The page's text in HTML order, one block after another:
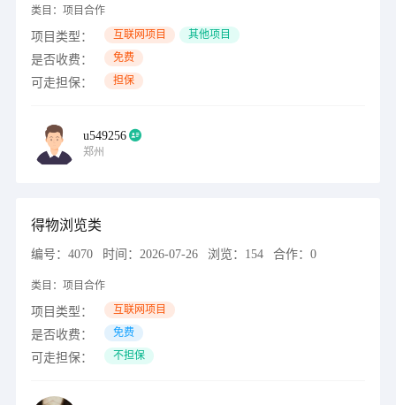
类目： 项目合作
项目类型： 互联网项目 其他项目
是否收费： 免费
可走担保： 担保
u549256
郑州
得物浏览类
编号： 4070 时间： 2026-07-26 浏览： 154 合作： 0
类目： 项目合作
项目类型： 互联网项目
是否收费： 免费
可走担保： 不担保